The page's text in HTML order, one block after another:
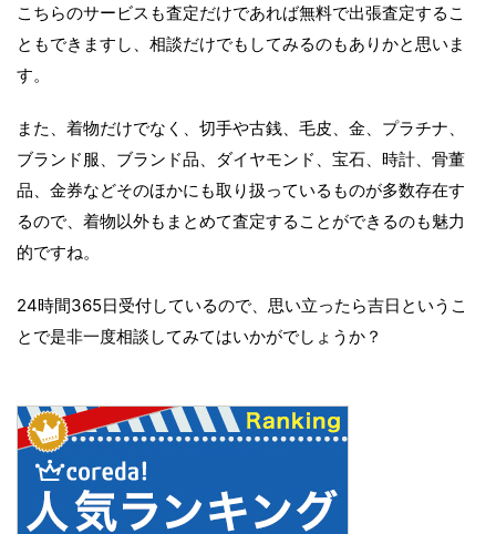
こちらのサービスも査定だけであれば無料で出張査定するこ
ともできますし、相談だけでもしてみるのもありかと思いま
す。
また、着物だけでなく、切手や古銭、毛皮、金、プラチナ、
ブランド服、ブランド品、ダイヤモンド、宝石、時計、骨董
品、金券などそのほかにも取り扱っているものが多数存在す
るので、着物以外もまとめて査定することができるのも魅力
的ですね。
24時間365日受付しているので、思い立ったら吉日というこ
とで是非一度相談してみてはいかがでしょうか？